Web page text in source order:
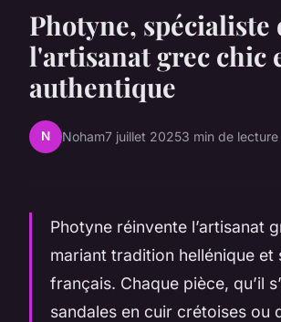
Photyne, spécialiste
l'artisanat grec chic
authentique
N Noham7 juillet 20253 min de lecture
Photyne réinvente l’artisanat
mariant tradition hellénique
français. Chaque pièce, qu’il
sandales en cuir crétoises ou